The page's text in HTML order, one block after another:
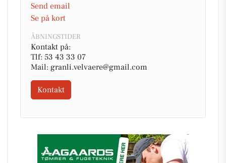
Send email
Se på kort
ÅBNINGSTIDER
Kontakt på:
Tlf: 53 43 33 07
Mail: granli.velvaere@gmail.com
Kontakt